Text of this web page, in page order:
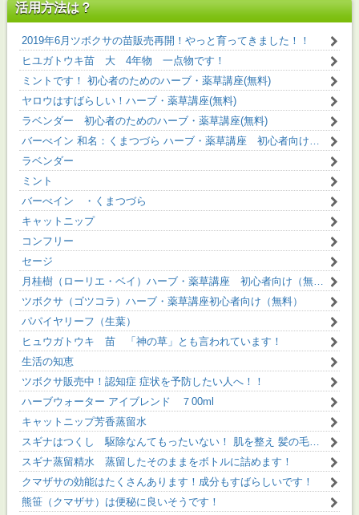
活用方法は？
2019年6月ツボクサの苗販売再開！やっと育ってきました！！
ヒユガトウキ苗 大 4年物 一点物です！
ミントです！ 初心者のためのハーブ・薬草講座(無料)
ヤロウはすばらしい！ハーブ・薬草講座(無料)
ラベンダー 初心者のためのハーブ・薬草講座(無料)
バーべイン 和名：くまつづら ハーブ・薬草講座 初心者向け（無料）
ラベンダー
ミント
バーべイン ・くまつづら
キャットニップ
コンフリー
セージ
月桂樹（ローリエ・ベイ）ハーブ・薬草講座 初心者向け（無料）
ツボクサ（ゴツコラ）ハーブ・薬草講座初心者向け（無料）
パパイヤリーフ（生葉）
ヒュウガトウキ 苗 「神の草」とも言われています！
生活の知恵
ツボクサ販売中！認知症 症状を予防したい人へ！！
ハーブウォーター アイブレンド ７00ml
キャットニップ芳香蒸留水
スギナはつくし 駆除なんてもったいない！ 肌を整え 髪の毛に 花粉症にも スギナ芳香蒸留精水
スギナ蒸留精水 蒸留したそのままをボトルに詰めます！
クマザサの効能はたくさんあります！成分もすばらしいです！
熊笹（クマザサ）は便秘に良いそうです！